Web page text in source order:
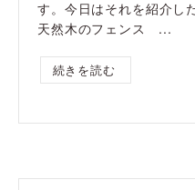
す。今日はそれを紹介
天然木のフェンス ...
続きを読む